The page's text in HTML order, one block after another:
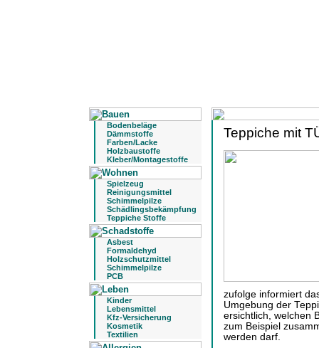
Bodenbeläge
Dämmstoffe
Farben/Lacke
Holzbaustoffe
Kleber/Montagestoffe
Spielzeug
Reinigungsmittel
Schimmelpilze
Schädlingsbekämpfung
Teppiche Stoffe
Asbest
Formaldehyd
Holzschutzmittel
Schimmelpilze
PCB
Kinder
Lebensmittel
Kfz-Versicherung
Kosmetik
Textilien
Teppiche mit
zufolge informiert
Umgebung der
ersichtlich, welchen
zum Beispiel
werden darf.